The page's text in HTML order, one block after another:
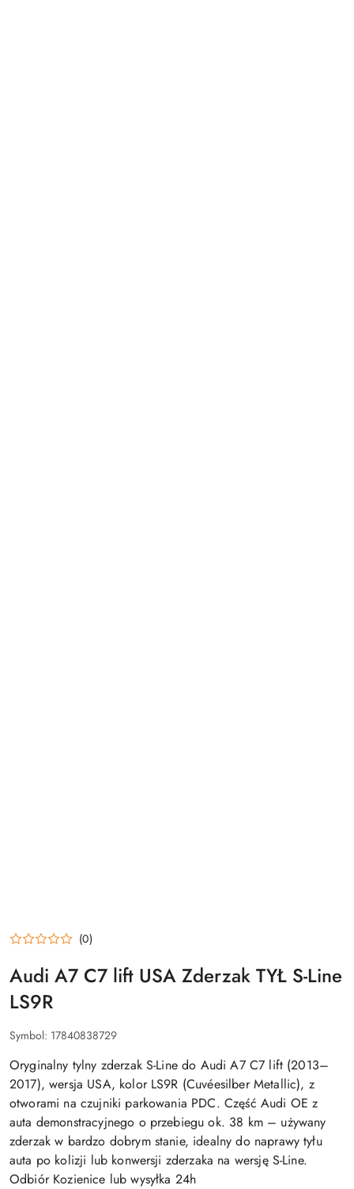
(0)
Audi A7 C7 lift USA Zderzak TYŁ S-Line
LS9R
Symbol: 17840838729
Oryginalny tylny zderzak S-Line do Audi A7 C7 lift (2013–
2017), wersja USA, kolor LS9R (Cuvéesilber Metallic), z
otworami na czujniki parkowania PDC. Część Audi OE z
auta demonstracyjnego o przebiegu ok. 38 km – używany
zderzak w bardzo dobrym stanie, idealny do naprawy tyłu
auta po kolizji lub konwersji zderzaka na wersję S-Line.
Odbiór Kozienice lub wysyłka 24h